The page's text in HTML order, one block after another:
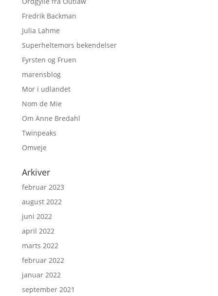
Fredrik Backman
Julia Lahme
Superheltemors bekendelser
Fyrsten og Fruen
marensblog
Mor i udlandet
Nom de Mie
Om Anne Bredahl
Twinpeaks
Omveje
Arkiver
februar 2023
august 2022
juni 2022
april 2022
marts 2022
februar 2022
januar 2022
september 2021